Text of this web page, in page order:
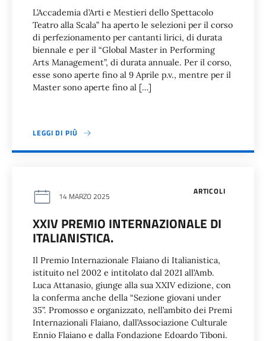
L’Accademia d’Arti e Mestieri dello Spettacolo
Teatro alla Scala” ha aperto le selezioni per il corso
di perfezionamento per cantanti lirici, di durata
biennale e per il “Global Master in Performing
Arts Management”, di durata annuale. Per il corso,
esse sono aperte fino al 9 Aprile p.v., mentre per il
Master sono aperte fino al […]
LEGGI DI PIÙ
ARTICOLI
14 MARZO 2025
XXIV PREMIO INTERNAZIONALE DI
ITALIANISTICA.
Il Premio Internazionale Flaiano di Italianistica,
istituito nel 2002 e intitolato dal 2021 all’Amb.
Luca Attanasio, giunge alla sua XXIV edizione, con
la conferma anche della “Sezione giovani under
35”. Promosso e organizzato, nell’ambito dei Premi
Internazionali Flaiano, dall’Associazione Culturale
Ennio Flaiano e dalla Fondazione Edoardo Tiboni.